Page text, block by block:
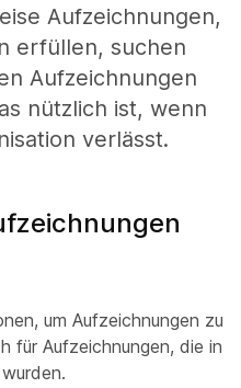
Aufzeichnungen,
erfüllen, suchen
Aufzeichnungen
nützlich ist, wenn
verlässt.
um Aufzeichnungen zu
für Aufzeichnungen, die in